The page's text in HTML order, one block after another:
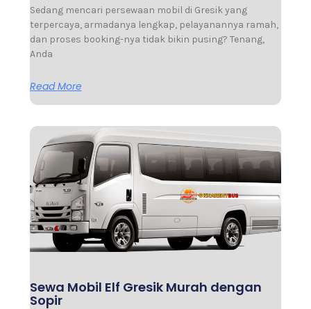
Sedang mencari persewaan mobil di Gresik yang
terpercaya, armadanya lengkap, pelayanannya ramah,
dan proses booking-nya tidak bikin pusing? Tenang,
Anda
Read More
Sewa Mobil Elf Gresik Murah dengan
Sopir